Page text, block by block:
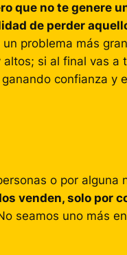
que no te genere
de perder
problema más
altos; si al final vas a
confianza y
o por alguna
venden, solo por
seamos uno más